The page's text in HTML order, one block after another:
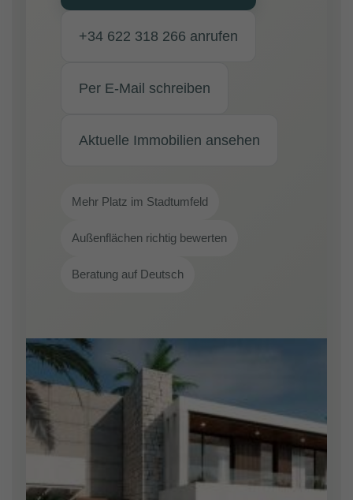
+34 622 318 266 anrufen
Per E-Mail schreiben
Aktuelle Immobilien ansehen
Mehr Platz im Stadtumfeld
Außenflächen richtig bewerten
Beratung auf Deutsch